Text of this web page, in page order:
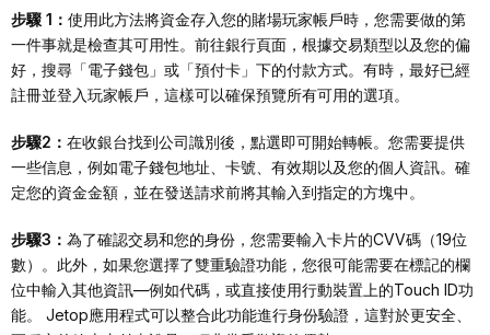
步驟 1： 使用此方法將資金存入您的賭場玩家帳戶時，您需要做的第
一件事就是檢查其可用性。前往銀行頁面，根據交易類型以及您的偏
好，搜尋「電子錢包」或「預付卡」下的付款方式。有時，最好已經
註冊並登入玩家帳戶，這樣可以確保預覽所有可用的選項。
步驟2： 在收銀台找到公司識別後，點選即可開始轉帳。您需要提供
一些信息，例如電子錢包地址、卡號、有效期以及您的個人資訊。確
定您的資金金額，並在發送請求前將其輸入到指定的方塊中。
步驟3： 為了確認交易和您的身份，您需要輸入卡片的CVV碼（19位
數）。此外，如果您選擇了雙重驗證功能，您很可能需要在標記的欄
位中輸入其他資訊—例如代碼，或直接使用行動裝置上的Touch ID功
能。 Jetop應用程式可以整合此功能進行身份驗證，這對於更安全、